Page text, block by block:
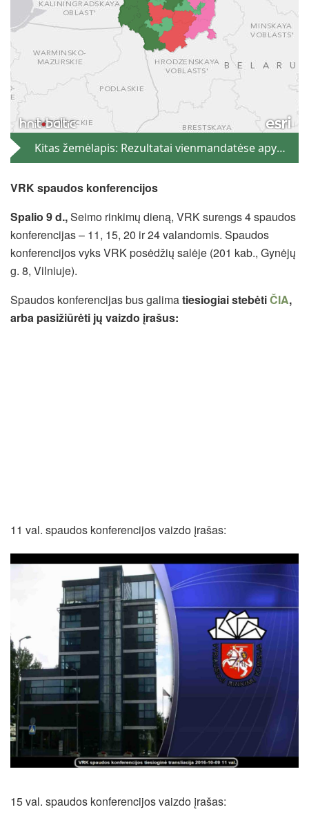
VRK spaudos konferencijos
Spalio 9 d.,Seimo rinkimų dieną, VRK surengs 4 spaudos
konferencijas – 11, 15, 20 ir 24 valandomis. Spaudos
konferencijos vyks VRK posėdžių salėje (201 kab., Gynėjų
g. 8, Vilniuje).
Spaudos konferencijas bus galimatiesiogiai stebėtiČIA,
arba pasižiūrėti jų vaizdo įrašus:
11 val. spaudos konferencijos vaizdo įrašas:
15 val. spaudos konferencijos vaizdo įrašas: